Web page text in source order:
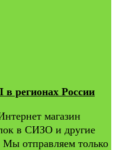
России
магазин
в СИЗО и другие
отправляем только